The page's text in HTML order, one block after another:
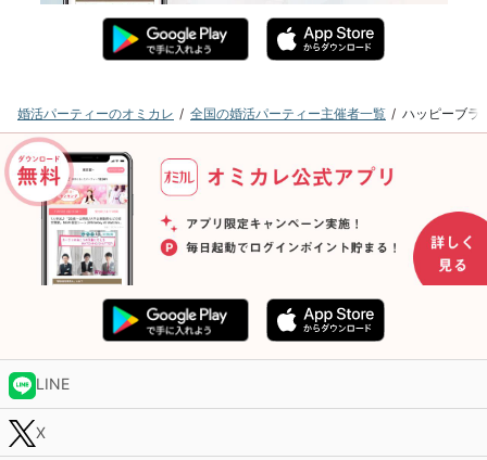
婚活パーティーのオミカレ 全国の婚活パーティー主催者一覧 ハッピーブラ
LINE
X